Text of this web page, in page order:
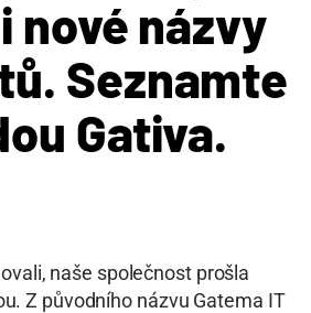
nové názvy
Seznamte
Gativa.
naše společnost prošla
Z původního názvu Gatema IT